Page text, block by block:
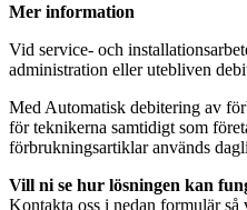
Mer information
Vid service- och
administration eller utebliven
Med Automatisk debitering av
för teknikerna samtidigt som
förbrukningsartiklar används
Vill ni se hur lösningen kan
Kontakta oss i nedan formulär så